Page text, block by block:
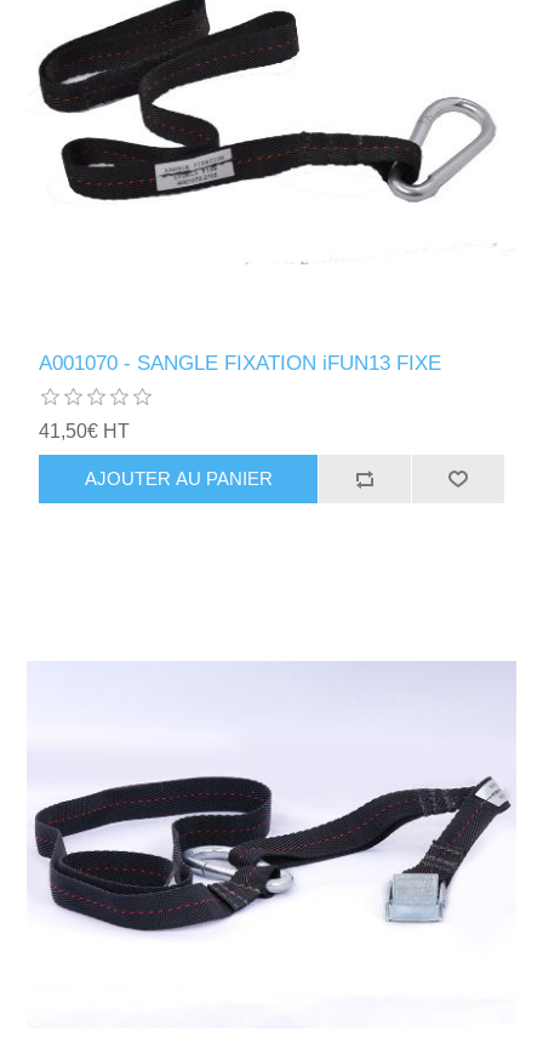
A001070 - SANGLE FIXATION iFUN13 FIXE
41,50€ HT
AJOUTER AU PANIER